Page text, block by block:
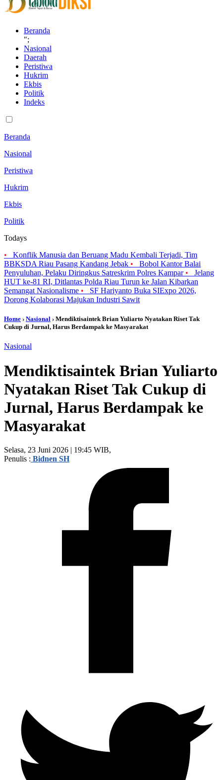
Beranda
";
Nasional
Daerah
Peristiwa
Hukrim
Ekbis
Politik
Indeks
Beranda
Nasional
Peristiwa
Hukrim
Ekbis
Politik
Todays
•
Konflik Manusia dan Beruang Madu Kembali Terjadi, Tim
BBKSDA Riau Pasang Kandang Jebak •
Bobol Kantor Balai
Penyuluhan, Pelaku Diringkus Satreskrim Polres Kampar •
Jelang
HUT ke-81 RI, Ditlantas Polda Riau Turun ke Jalan Kibarkan
Semangat Nasionalisme •
SF Hariyanto Buka SIExpo 2026,
Dorong Kolaborasi Majukan Industri Sawit
Home › Nasional › Mendiktisaintek Brian Yuliarto Nyatakan Riset Tak
Cukup di Jurnal, Harus Berdampak ke Masyarakat
Nasional
Mendiktisaintek Brian Yuliarto
Nyatakan Riset Tak Cukup di
Jurnal, Harus Berdampak ke
Masyarakat
Selasa, 23 Juni 2026 | 19:45 WIB,
Penulis : Bidnen SH